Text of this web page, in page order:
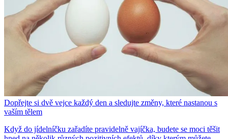
Dopřejte si dvě vejce každý den a sledujte změny, které nastanou s
vaším tělem
Když do jídelníčku zařadíte pravidelně vajíčka, budete se moci těšit